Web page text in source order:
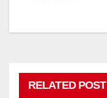
articole
RELATED POST